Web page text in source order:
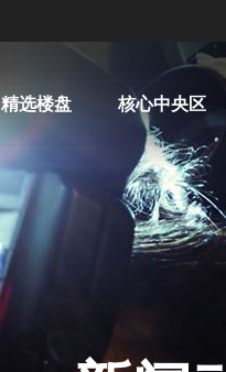
精选楼盘 核心中央区